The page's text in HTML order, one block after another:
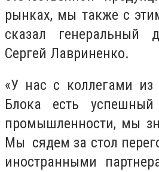
рынках, мы также с
сказал генеральный
Сергей Лавриненко.
«У нас с коллегами из
Блока есть
промышленности, мы
Мы сядем за стол
иностранными